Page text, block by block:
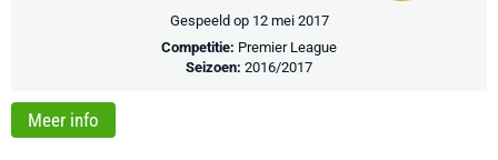
Gespeeld op 12 mei 2017
Competitie: Premier League
Seizoen: 2016/2017
Meer info